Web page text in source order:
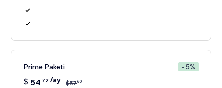
Prime Paketi - 5%
$ 54 72/ay $5760